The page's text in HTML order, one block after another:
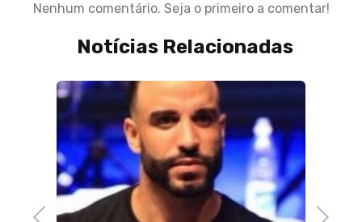
Nenhum comentário. Seja o primeiro a comentar!
Notícias Relacionadas
Previous Next